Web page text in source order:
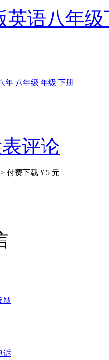
英语八年
年 八年级 年级 下册
评论
> 付费下载 ¥ 5 元
馈
诉